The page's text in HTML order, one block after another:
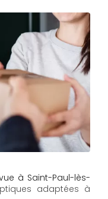
à Saint-Paul-lès-
adaptées à